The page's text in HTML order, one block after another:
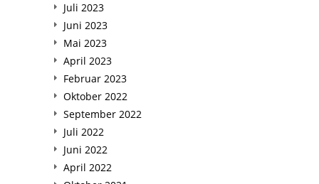
Juli 2023
Juni 2023
Mai 2023
April 2023
Februar 2023
Oktober 2022
September 2022
Juli 2022
Juni 2022
April 2022